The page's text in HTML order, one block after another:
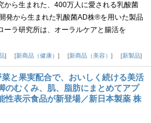
から生まれた、400万人に愛される乳酸菌
発から生まれた乳酸菌AD株®を用いた製品
ラ研究所は、オーラルケアと腸活を
新商品（健康） 新商品（美容） 新製品
と果実配合で、おいしく続ける美活
のむくみ、肌、脂肪にまとめてアプ
性表示食品が新登場／新日本製薬 株